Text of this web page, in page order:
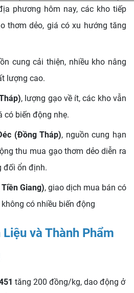
phương hôm nay, các kho tiếp
thơm dẻo, giá có xu hướng tăng
cung cải thiện, nhiều kho nâng
lượng cao.
, lượng gạo về ít, các kho vẫn
có biến động nhẹ.
(Đồng Tháp), nguồn cung hạn
thu mua gạo thơm dẻo diễn ra
đối ổn định.
Giang), giao dịch mua bán có
có nhiều biến động
và Thành Phẩm
tăng 200 đồng/kg, dao động ở